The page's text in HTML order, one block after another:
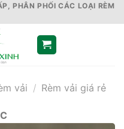
PHÂN PHỐI CÁC LOẠI RÈM
vải / Rèm vải giá rẻ